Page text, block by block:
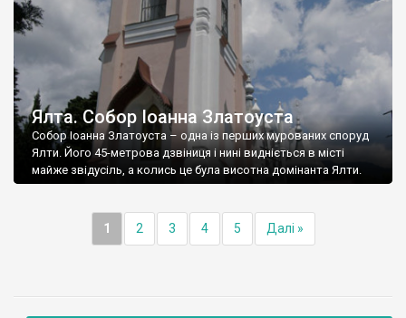
Ялта. Собор Іоанна Златоуста
Собор Іоанна Златоуста – одна із перших мурованих споруд
Ялти. Його 45-метрова дзвіниця і нині видніється в місті
майже звідусіль, а колись це була висотна домінанта Ялти.
1 2 3 4 5 Далі »